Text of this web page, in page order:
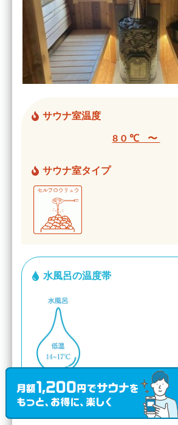
サウナ室温度
80℃ 〜
サウナ室タイプ
水風呂の温度帯
HP参照